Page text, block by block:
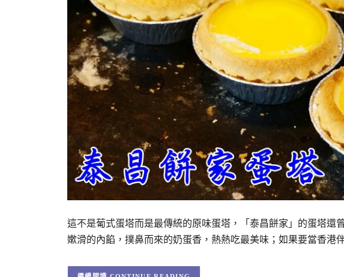
這不是葡式蛋塔而是最傳統的原味蛋塔，「泰昌餅家」的蛋塔還
嫰滑的內餡，撲鼻而來的奶蛋香，熱熱吃最美味；如果要當香港